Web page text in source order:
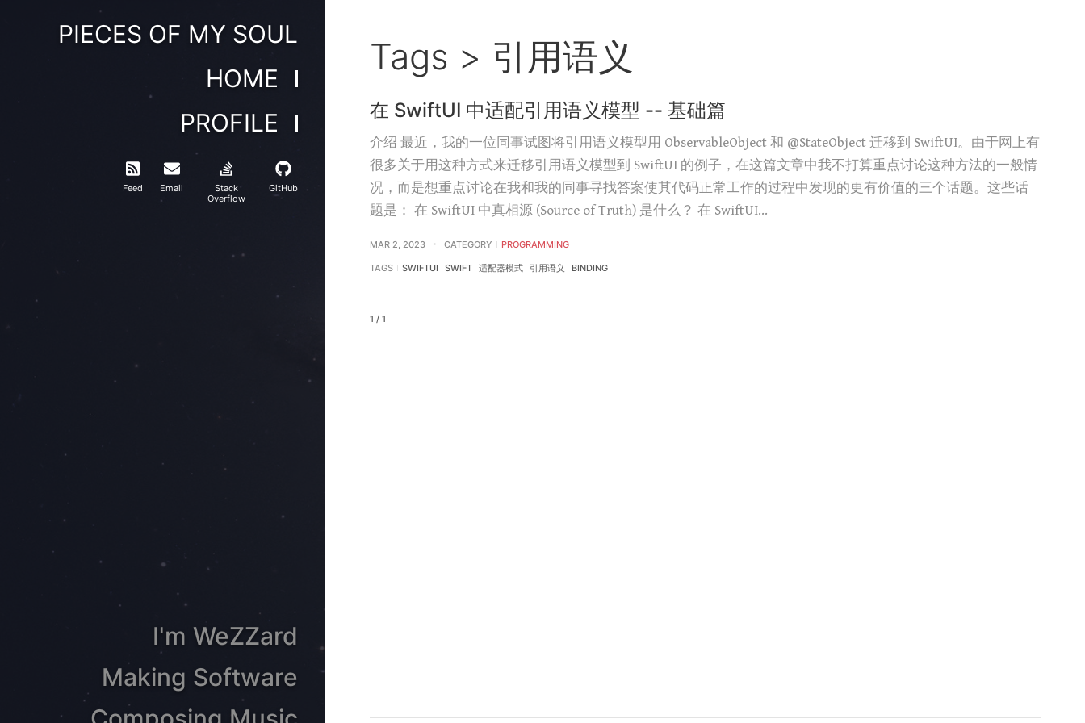
PIECES OF MY SOUL
HOME
PROFILE
GitHub
Stack
Overflow
Email
Feed
I'm WeZZard
Making Software
Tags > 引用语义
在 SwiftUI 中适配引用语义模型 -- 基础篇
介绍 最近，我的一位同事试图将引用语义模型用 ObservableObject 和 @StateObject 迁移到 SwiftUI。由于网上有
很多关于用这种方式来迁移引用语义模型到 SwiftUI 的例子，在这篇文章中我不打算重点讨论这种方法的一般情
况，而是想重点讨论在我和我的同事寻找答案使其代码正常工作的过程中发现的更有价值的三个话题。这些话
题是： 在 SwiftUI 中真相源 (Source of Truth) 是什么？ 在 SwiftUI…
MAR 2, 2023 CATEGORY PROGRAMMING
TAGS SWIFTUI SWIFT 适配器模式 引用语义 BINDING
1 / 1